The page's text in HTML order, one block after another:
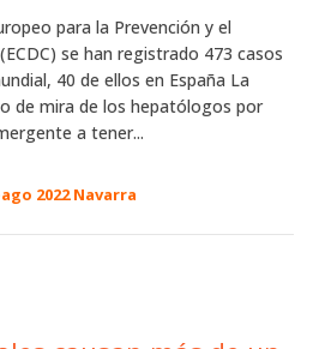
para la Prevención y el
se han registrado 473 casos
40 de ellos en España La
de mira de los hepatólogos por
a tener...
2022 Navarra